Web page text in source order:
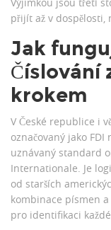
přijít až v dospělosti,
Jak
Číslování
krokem
V České republice i
označovaný jako FDI
uznávaný standard
Internationale. Je
od starších
kombinace písmen a
pro identifikaci